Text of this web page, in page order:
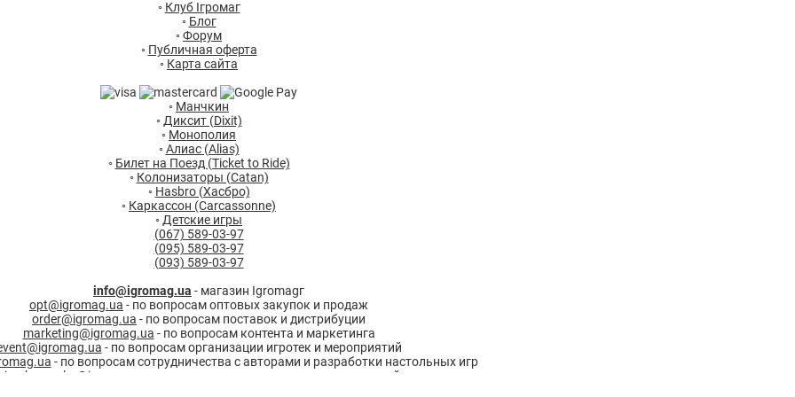
◦ Клуб Ігромаг
◦ Блог
◦Форум
◦ Публичная оферта
◦ Карта сайта
◦ Манчкин
◦ Диксит (Dixit)
◦ Монополия
◦Алиас (Alias)
◦ Билет на Поезд (Ticket to Ride)
◦ Колонизаторы (Catan)
◦ Hasbro (Хасбро)
◦ Каркассон (Carcassonne)
◦ Детские игры
(067) 589-03-97
(095) 589-03-97
(093) 589-03-97
info@igromag.ua - магазин Igromagг
opt@igromag.ua - по вопросам оптовых закупок и продаж
order@igromag.ua - по вопросам поставок и дистрибуции
marketing@igromag.ua - по вопросам контента и маркетинга
- по вопросам организации игротек и мероприятий
- по вопросам сотрудничества с авторами и разработки настольных игр
- по вопросам сотрудничества и вакансий